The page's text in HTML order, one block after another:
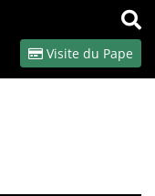
OK
Visite du Pape